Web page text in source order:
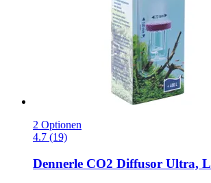
2 Optionen
4.7 (19)
Dennerle CO2 Diffusor Ultra, L